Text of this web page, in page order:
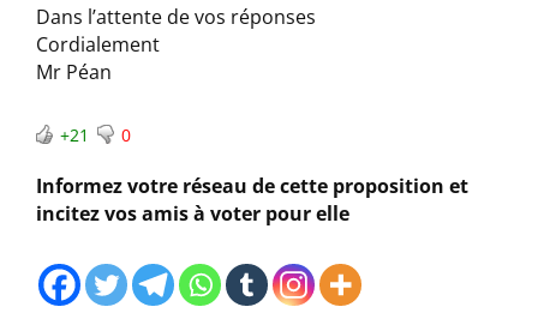
Dans l’attente de vos réponses
Cordialement
Mr Péan
+21 0
Informez votre réseau de cette proposition et
incitez vos amis à voter pour elle